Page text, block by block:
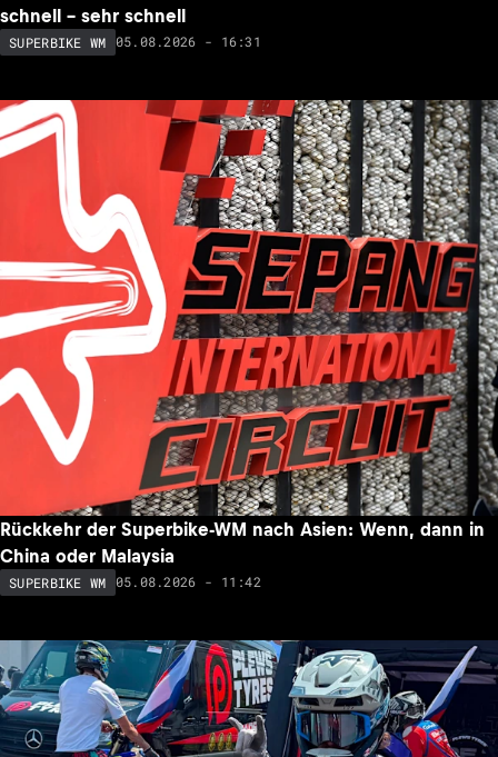
schnell – sehr schnell
SUPERBIKE WM 05.08.2026 - 16:31
Rückkehr der Superbike-WM nach Asien: Wenn, dann in
China oder Malaysia
SUPERBIKE WM 05.08.2026 - 11:42